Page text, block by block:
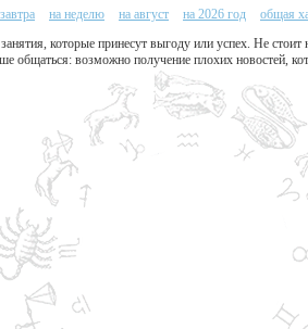
на неделю на август на 2026 год
общая
которые принесут выгоду или успех. Не стоит
общаться: возможно получение плохих новостей,